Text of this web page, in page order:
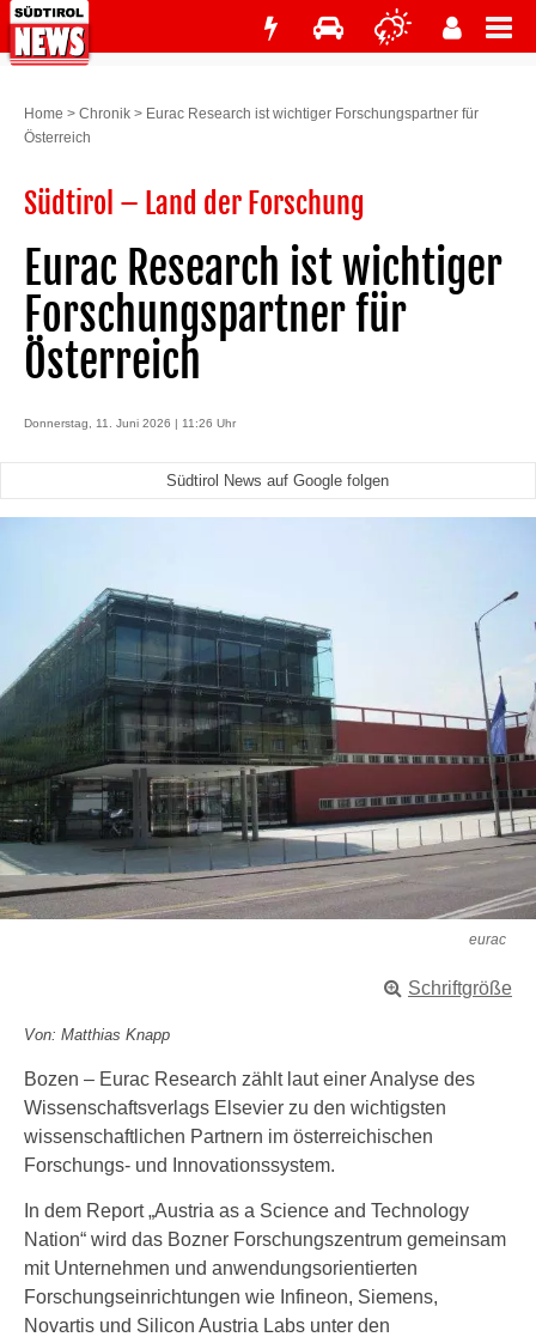
Home > Chronik > Eurac Research ist wichtiger Forschungspartner für
Österreich
Südtirol – Land der Forschung
Eurac Research ist wichtiger
Forschungspartner für
Österreich
Donnerstag, 11. Juni 2026 | 11:26 Uhr
Südtirol News auf Google folgen
eurac
Schriftgröße
Von: Matthias Knapp
Bozen – Eurac Research zählt laut einer Analyse des
Wissenschaftsverlags Elsevier zu den wichtigsten
wissenschaftlichen Partnern im österreichischen
Forschungs- und Innovationssystem.
In dem Report „Austria as a Science and Technology
Nation“ wird das Bozner Forschungszentrum gemeinsam
mit Unternehmen und anwendungsorientierten
Forschungseinrichtungen wie Infineon, Siemens,
Novartis und Silicon Austria Labs unter den